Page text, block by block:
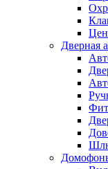
Дверная